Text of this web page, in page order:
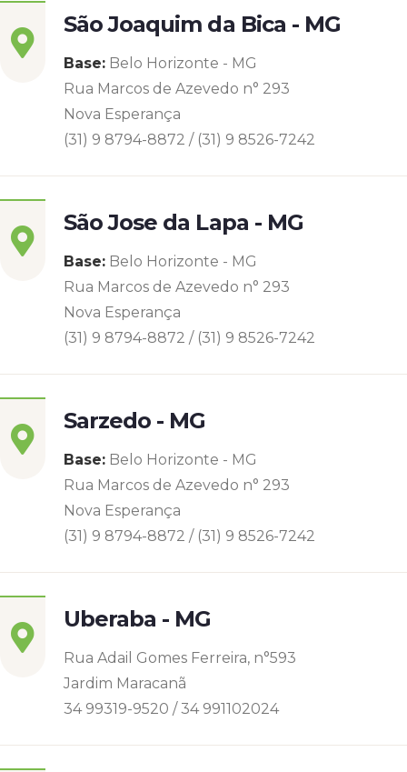
São Joaquim da Bica - MG
Base: Belo Horizonte - MG
Rua Marcos de Azevedo n° 293
Nova Esperança
(31) 9 8794-8872 / (31) 9 8526-7242
São Jose da Lapa - MG
Base: Belo Horizonte - MG
Rua Marcos de Azevedo n° 293
Nova Esperança
(31) 9 8794-8872 / (31) 9 8526-7242
Sarzedo - MG
Base: Belo Horizonte - MG
Rua Marcos de Azevedo n° 293
Nova Esperança
(31) 9 8794-8872 / (31) 9 8526-7242
Uberaba - MG
Rua Adail Gomes Ferreira, n°593
Jardim Maracanã
34 99319-9520 / 34 991102024